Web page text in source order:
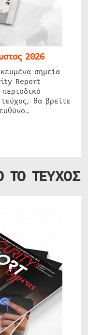
2026
σημεία
Report
θα βρείτε
ΤΟ ΤΕΥΧΟΣ